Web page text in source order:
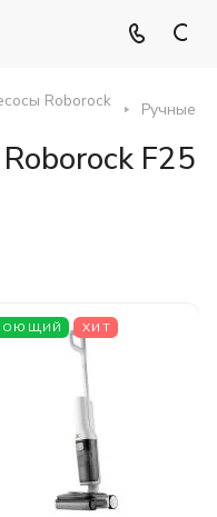
Roborock Ручные
F25
ХИТ